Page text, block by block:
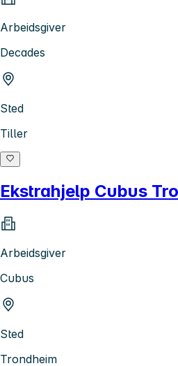
Arbeidsgiver
Decades
Sted
Tiller
Ekstrahjelp Cubus
Arbeidsgiver
Cubus
Sted
Trondheim